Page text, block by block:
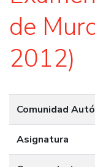
de
2012)
Comunidad
Asignatura